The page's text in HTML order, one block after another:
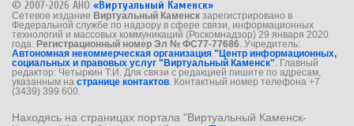
© 2007-2026 АНО «Виртуальный Каменск»
Сетевое издание Виртуальный Каменск зарегистрировано в
Федеральной службе по надзору в сфере связи, информационных
технологий и массовых коммуникаций (Роскомнадзор) 29 января 2020
года. Регистрационный номер Эл № ФС77-77686 . Учредитель:
Автономная некоммерческая организация "Центр информационных,
социальных и правовых услуг "Виртуальный Каменск" . Главный
редактор: Четыркин Т.И. Для связи с редакцией пишите по адресам,
указанным на странице контактов . Контактный номер телефона +7
(3439) 399 600.
Находясь на страницах портала "Виртуальный Каменск-